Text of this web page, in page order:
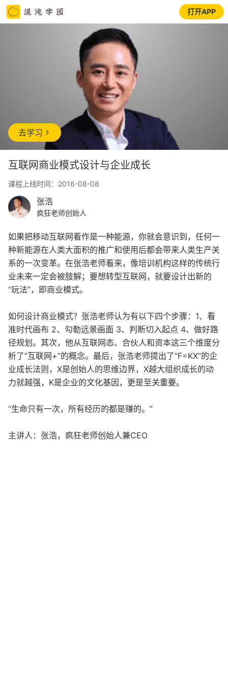
打开APP
去学习
互联网商业模式设计与企业成长
课程上线时间：2016-08-08
张浩
疯狂老师创始人
如果把移动互联网看作是一种能源，你就会意识到，任何一
种新能源在人类大面积的推广和使用后都会带来人类生产关
系的一次变革。在张浩老师看来，像培训机构这样的传统行
业未来一定会被肢解；要想转型互联网，就要设计出新的
“玩法”，即商业模式。
如何设计商业模式？张浩老师认为有以下四个步骤：1、看
准时代画布 2、勾勒远景画面 3、判断切入起点 4、做好路
径规划。其次，他从互联网态、合伙人和资本这三个维度分
析了“互联网+”的概念。最后，张浩老师提出了“F=KX”的企
业成长法则，X是创始人的思维边界，X越大组织成长的动
力就越强，K是企业的文化基因，更是至关重要。
“生命只有一次，所有经历的都是赚的。”
主讲人：张浩，疯狂老师创始人兼CEO